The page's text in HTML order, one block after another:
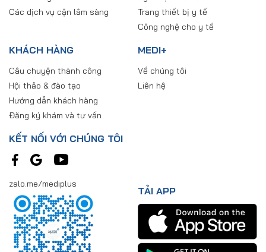
Các dịch vụ cận lâm sàng
Trang thiết bị y tế
Công nghệ cho y tế
KHÁCH HÀNG
Câu chuyện thành công
Hội thảo & đào tạo
Hướng dẫn khách hàng
Đăng ký khám và tư vấn
MEDI+
Về chúng tôi
Liên hệ
KẾT NỐI VỚI CHÚNG TÔI
zalo.me/mediplus
TẢI APP